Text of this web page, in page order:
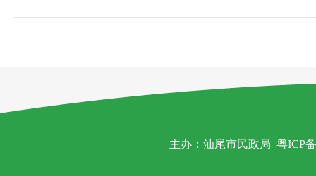
主办：汕尾市民政局 粤ICP